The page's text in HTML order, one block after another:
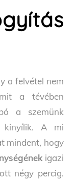
a felvétel nem
a tévében
a szemünk
kinyílik. A mi
mindent, hogy
igazi
négy percig.